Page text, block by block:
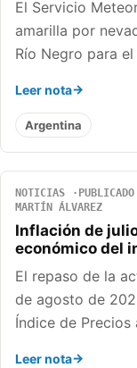
El Servicio
amarilla por
Río Negro para
Leer nota
Argentina
NOTICIAS
MARTÍN ÁLVAREZ
Inflación de
económico del
El repaso de la
de agosto de
Índice de Precios
Leer nota